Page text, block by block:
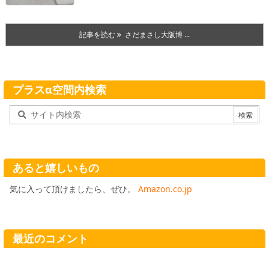
記事を読む さだまさし大阪博 ...
プラスα空間内検索
あると嬉しいもの
気に入って頂けましたら、ぜひ。 Amazon.co.jp
最近のコメント